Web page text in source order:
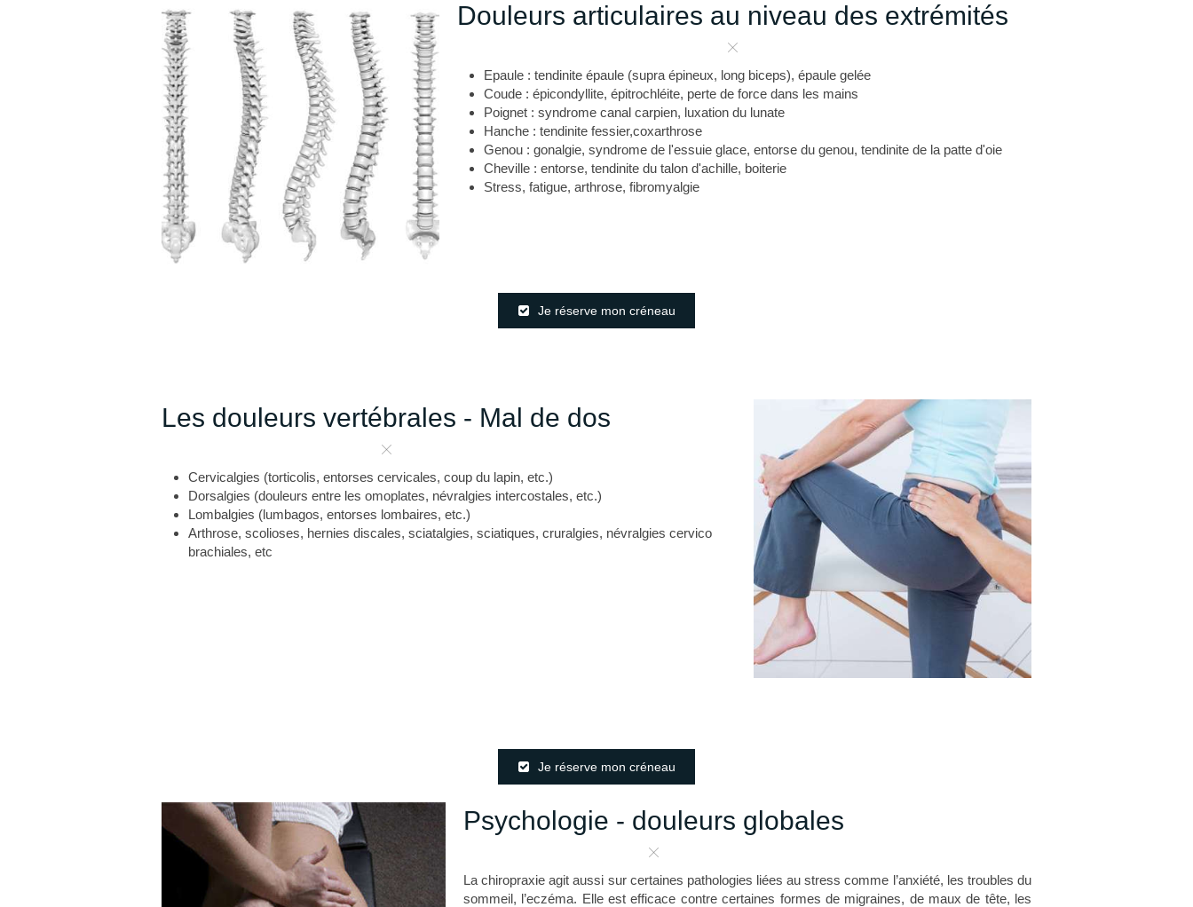
Douleurs articulaires au niveau des extrémités
Epaule : tendinite épaule (supra épineux, long biceps), épaule gelée
Coude : épicondyllite, épitrochléite, perte de force dans les mains
Poignet : syndrome canal carpien, luxation du lunate
Hanche : tendinite fessier,coxarthrose
Genou : gonalgie, syndrome de l'essuie glace, entorse du genou, tendinite de la patte d'oie
Cheville : entorse, tendinite du talon d'achille, boiterie
Stress, fatigue, arthrose, fibromyalgie
Je réserve mon créneau
Les douleurs vertébrales - Mal de dos
Cervicalgies (torticolis, entorses cervicales, coup du lapin, etc.)
Dorsalgies (douleurs entre les omoplates, névralgies intercostales, etc.)
Lombalgies (lumbagos, entorses lombaires, etc.)
Arthrose, scolioses, hernies discales, sciatalgies, sciatiques, cruralgies, névralgies cervico
brachiales, etc
Je réserve mon créneau
Psychologie - douleurs globales
La chiropraxie agit aussi sur certaines pathologies liées au stress comme l’anxiété, les troubles du
sommeil, l’eczéma. Elle est efficace contre certaines formes de migraines, de maux de tête, les